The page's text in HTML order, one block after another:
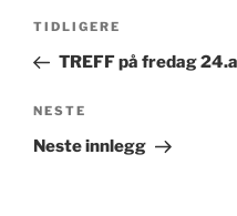
Innleggsnavigasjon
Forrige
innlegg
TIDLIGERE
TREFF på fredag
Neste
innlegg
NESTE
Neste innlegg